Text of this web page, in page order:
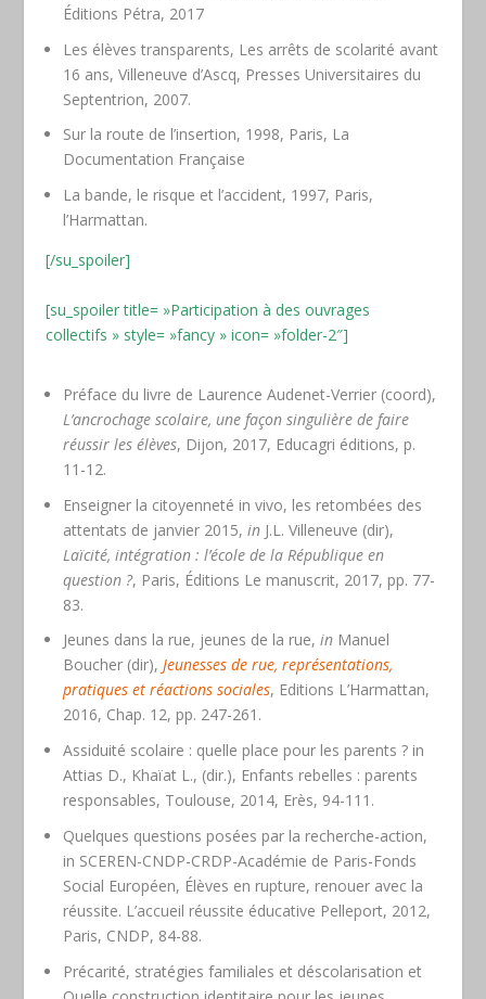
Éditions Pétra, 2017
Les élèves transparents, Les arrêts de scolarité avant
16 ans, Villeneuve d’Ascq, Presses Universitaires du
Septentrion, 2007.
Sur la route de l’insertion, 1998, Paris, La
Documentation Française
La bande, le risque et l’accident, 1997, Paris,
l’Harmattan.
[/su_spoiler]
[su_spoiler title= »Participation à des ouvrages
collectifs » style= »fancy » icon= »folder-2″]
Préface du livre de Laurence Audenet-Verrier (coord),
L’ancrochage scolaire, une façon singulière de faire
réussir les élèves, Dijon, 2017, Educagri éditions, p.
11-12.
Enseigner la citoyenneté in vivo, les retombées des
attentats de janvier 2015,in J.L. Villeneuve (dir),
Laïcité, intégration : l’école de la République en
question ?, Paris, Éditions Le manuscrit, 2017, pp. 77-
83.
Jeunes dans la rue, jeunes de la rue,in Manuel
Boucher (dir),Jeunesses de rue, représentations,
pratiques et réactions sociales, Editions L’Harmattan,
2016, Chap. 12, pp. 247-261.
Assiduité scolaire : quelle place pour les parents ? in
Attias D., Khaïat L., (dir.), Enfants rebelles : parents
responsables, Toulouse, 2014, Erès, 94-111.
Quelques questions posées par la recherche-action,
in SCEREN-CNDP-CRDP-Académie de Paris-Fonds
Social Européen, Élèves en rupture, renouer avec la
réussite. L’accueil réussite éducative Pelleport, 2012,
Paris, CNDP, 84-88.
Précarité, stratégies familiales et déscolarisation et